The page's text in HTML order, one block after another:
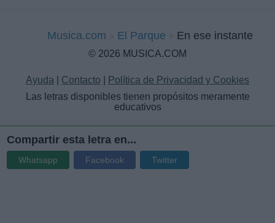
Musica.com El Parque En ese instante
© 2026 MUSICA.COM
Ayuda Contacto
Política de Privacidad y Cookies
Las letras disponibles tienen propósitos meramente
educativos
Compartir esta letra en...
Whatsapp Facebook Twitter